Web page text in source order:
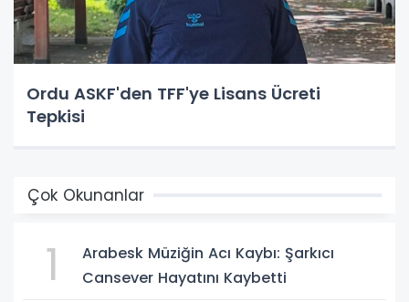
Ordu ASKF'den TFF'ye Lisans Ücreti
Tepkisi
Çok Okunanlar
1
Arabesk Müziğin Acı Kaybı: Şarkıcı
Cansever Hayatını Kaybetti